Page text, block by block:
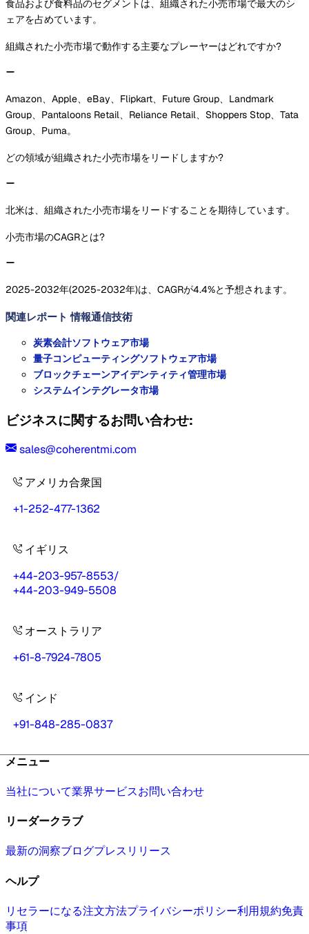
食品および食料品のセグメントは、組織された小売市場で最大のシ
ェアを占めています。
組織された小売市場で動作する主要なプレーヤーはどれですか?
Amazon、Apple、eBay、Flipkart、Future Group、Landmark
Group、Pantaloons Retail、Reliance Retail、Shoppers Stop、Tata
Group、Puma。
どの領域が組織された小売市場をリードしますか?
北米は、組織された小売市場をリードすることを期待しています。
小売市場のCAGRとは?
2025-2032年(2025-2032年)は、CAGRが4.4%と予想されます。
関連レポート 情報通信技術
炭素会計ソフトウェア市場
量子コンピューティングソフトウェア市場
ブロックチェーンアイデンティティ管理市場
システムインテグレータ市場
ビジネスに関するお問い合わせ:
sales@coherentmi.com
アメリカ合衆国
+1-252-477-1362
イギリス
+44-203-957-8553/
+44-203-949-5508
オーストラリア
+61-8-7924-7805
インド
+91-848-285-0837
メニュー
当社について業界サービスお問い合わせ
リーダークラブ
最新の洞察ブログプレスリリース
ヘルプ
リセラーになる注文方法プライバシーポリシー利用規約免責
事項